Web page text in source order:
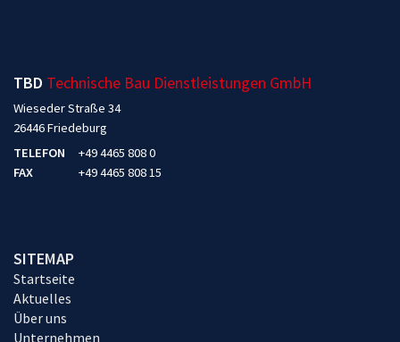
TBD Technische Bau Dienstleistungen GmbH
Wieseder Straße 34
26446 Friedeburg
TELEFON
+49 4465 808 0
FAX
+49 4465 808 15
SITEMAP
Startseite
Aktuelles
Über uns
Unternehmen